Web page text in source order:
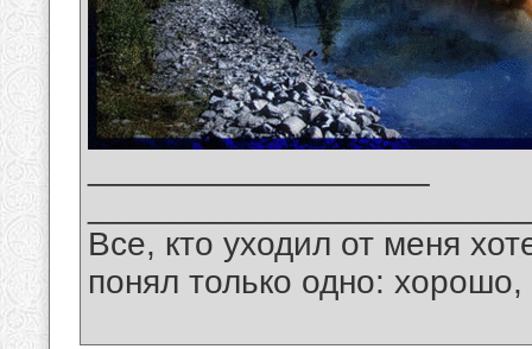
Все, кто уходил от меня
понял только одно: